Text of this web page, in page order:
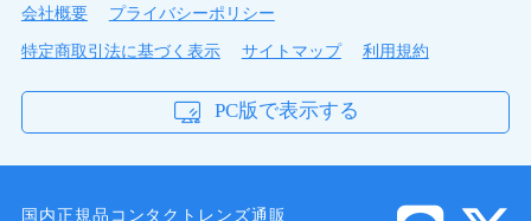
会社概要
プライバシーポリシー
特定商取引法に基づく表示
サイトマップ 利用規約
PC版で表示する
国内正規品コンタクトレンズ通販